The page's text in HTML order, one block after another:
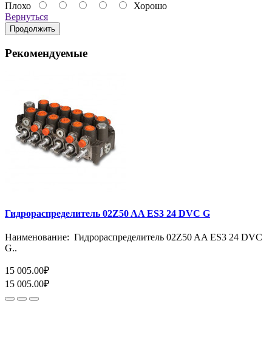
Плохо
Хорошо
Вернуться
Продолжить
Рекомендуемые
Гидрораспределитель 02Z50 AA ES3 24 DVC G
Наименование: Гидрораспределитель 02Z50 AA ES3 24 DVC
G..
15 005.00₽
15 005.00₽